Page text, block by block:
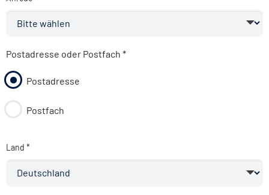
Postadresse oder Postfach *
Postadresse
Postfach
Land *